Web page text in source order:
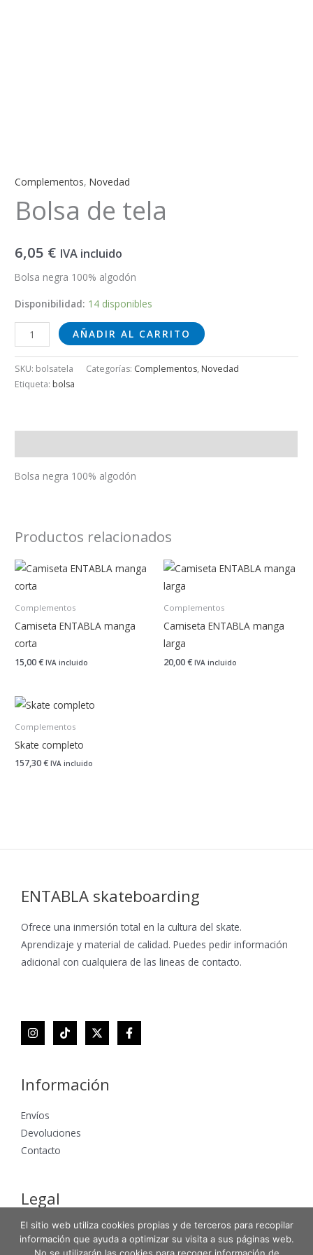
Complementos,Novedad
Bolsa de tela
6,05 € IVA incluido
Bolsa negra 100% algodón
Disponibilidad: 14 disponibles
AÑADIR AL CARRITO
SKU: bolsatela Categorías: Complementos, Novedad
Etiqueta: bolsa
Bolsa negra 100% algodón
Productos relacionados
Complementos
Camiseta ENTABLA manga
corta
15,00€ IVA incluido
Complementos
Camiseta ENTABLA manga
larga
20,00€ IVA incluido
Complementos
Skate completo
157,30€ IVA incluido
ENTABLA skateboarding
Ofrece una inmersión total en la cultura del skate.
Aprendizaje y material de calidad. Puedes pedir información
adicional con cualquiera de las lineas de contacto.
Información
Envíos
Devoluciones
Contacto
Legal
Aviso Legal
Política de Privacidad
El sitio web utiliza cookies propias y de terceros para recopilar
información que ayuda a optimizar su visita a sus páginas web.